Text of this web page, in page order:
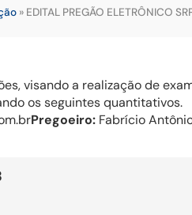
» EDITAL PREGÃO ELETRÔNICO
visando a realização de
os seguintes quantitativos.
Pregoeiro: Fabrício